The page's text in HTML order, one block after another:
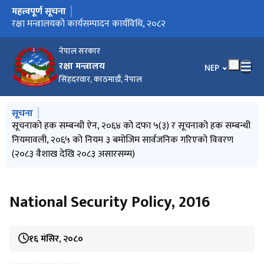
नेपाल सरकार
रक्षा मन्त्रालय
सिंहदरवार, काठमाडौं, नेपाल
भाषा चयन गर्नुहोस्
NEP
मुख्य नेभिगेसनमा जानुहोस्
महत्त्वपूर्ण सूचना
Invitation for Electronic Bids (MoD/2083-084-Bid-01)
रक्षा मन्त्रालयको आन्तरिक नियन्त्रण प्रणाली, २०८३
रक्षा मन्त्रालयको कार्यसम्पादन कार्यविधि, २०८२
मुख्य नेभिगेसनमा जानुहोस्
सूचना
Invitation for Electronic Bids (MoD/2083-084-Bid-01)
आ.व. २०८२/०८३ को चौथो त्रैमासिक तथा वार्षिक प्रगति समीक्षा एवम्
मन्त्रालयस्तरीय विकास समस्या समाधान समिति (MDAC) को बैठक
(२०८३-०४-१४)
सूचनाको हक सम्बन्धी ऐन, २०६४ को दफा ५(३) र सूचनाको हक सम्बन्धी
नियमावली, २०६५ को नियम ३ बमोजिम सार्वजनिक गरिएको विवरण
(२०८३ वैशाख देखि २०८३ असारसम्म)
मन्त्रालयबाट सम्पादित कार्यहरुको मासिक प्रगति विवरण (२०८३ असार)
मन्त्रालयबाट सम्पादित कार्यहरुको मासिक प्रगति विवरण (२०८३ जेठ)
National Security Policy, 2016
१६ मंसिर, २०८०